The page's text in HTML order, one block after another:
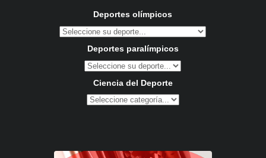
Deportes olímpicos
Deportes paralímpicos
Ciencia del Deporte